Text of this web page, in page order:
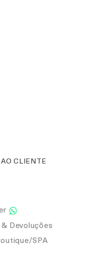
CLIENTE
Devoluções
SPA